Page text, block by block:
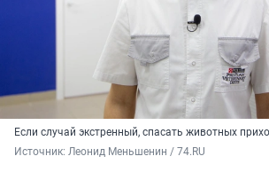
Если случай экстренный, спасать животных
Источник: Леонид Меньшенин / 74.RU